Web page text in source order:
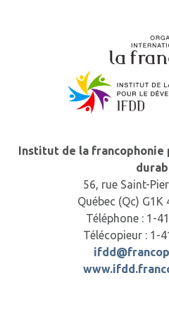
Institut de la francophonie
56, rue Saint-
Québec (Qc)
Téléphone : 1-
Télécopieur : 1-